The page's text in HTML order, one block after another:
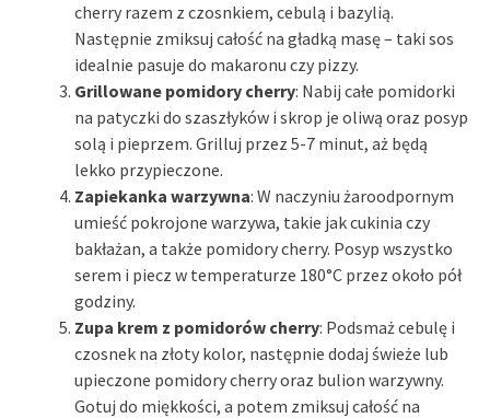
cherry razem z czosnkiem, cebulą i bazylią.
Następnie zmiksuj całość na gładką masę – taki sos
idealnie pasuje do makaronu czy pizzy.
Grillowane pomidory cherry: Nabij całe pomidorki
na patyczki do szaszłyków i skrop je oliwą oraz posyp
solą i pieprzem. Grilluj przez 5-7 minut, aż będą
lekko przypieczone.
Zapiekanka warzywna: W naczyniu żaroodpornym
umieść pokrojone warzywa, takie jak cukinia czy
bakłażan, a także pomidory cherry. Posyp wszystko
serem i piecz w temperaturze 180°C przez około pół
godziny.
Zupa krem z pomidorów cherry: Podsmaż cebulę i
czosnek na złoty kolor, następnie dodaj świeże lub
upieczone pomidory cherry oraz bulion warzywny.
Gotuj do miękkości, a potem zmiksuj całość na